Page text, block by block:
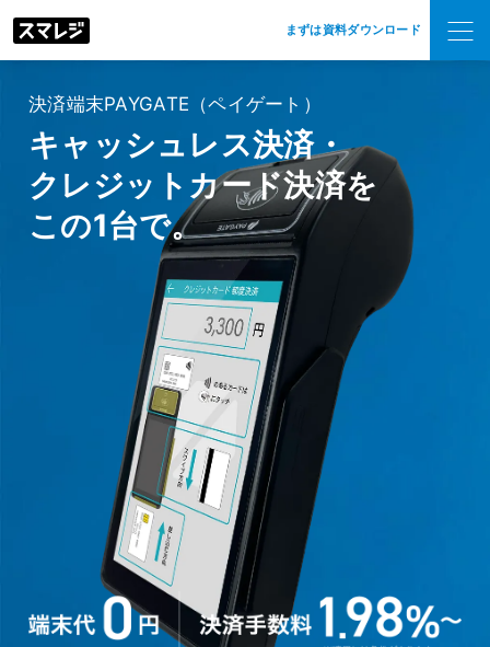
まずは資料ダウンロード
決済端末PAYGATE（ペイゲート）
キャッシュレス決済・
クレジットカード決済を
この1台で。